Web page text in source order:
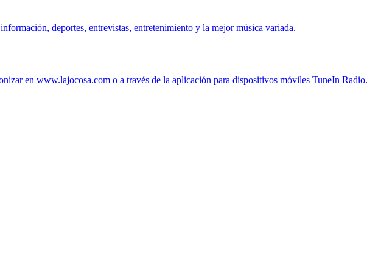
deportes, entrevistas, entretenimiento y la mejor música variada.
en www.lajocosa.com o a través de la aplicación para dispositivos móviles TuneIn Radio.